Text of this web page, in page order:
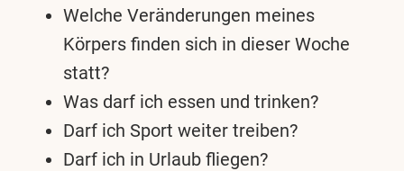
Welche Veränderungen meines
Körpers finden sich in dieser Woche
statt?
Was darf ich essen und trinken?
Darf ich Sport weiter treiben?
Darf ich in Urlaub fliegen?